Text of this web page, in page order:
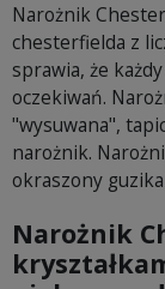
Narożnik
chesterfielda z
sprawia, że
oczekiwań.
"wysuwana",
narożnik.
okraszony
Narożnik